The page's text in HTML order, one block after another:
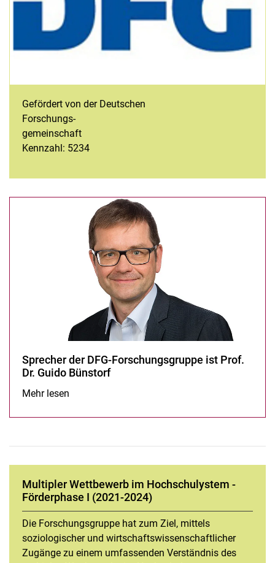
Gefördert von der Deutschen
Forschungs-
gemeinschaft
Kennzahl: 5234
Sprecher der DFG-Forschungsgruppe ist Prof.
Dr. Guido Bünstorf
Sprecher der DFG-Forschungsgruppe ist Prof. Dr. Guido
Mehr lesen
Multipler Wettbewerb im Hochschulystem -
Förderphase I (2021-2024)
Die Forschungsgruppe hat zum Ziel, mittels
soziologischer und wirtschaftswissenschaftlicher
Zugänge zu einem umfassenden Verständnis des